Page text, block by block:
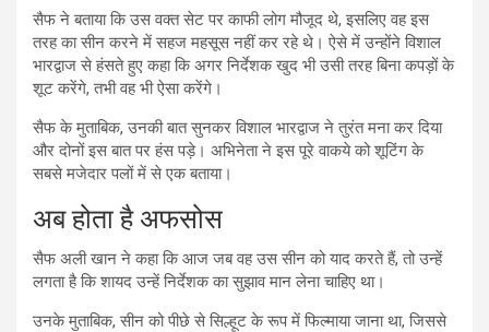
सैफ ने बताया कि उस वक्त सेट पर काफी लोग मौजूद थे, इसलिए वह इस
तरह का सीन करने में सहज महसूस नहीं कर रहे थे। ऐसे में उन्होंने विशाल
भारद्वाज से हंसते हुए कहा कि अगर निर्देशक खुद भी उसी तरह बिना कपड़ों के
शूट करेंगे, तभी वह भी ऐसा करेंगे।
सैफ के मुताबिक, उनकी बात सुनकर विशाल भारद्वाज ने तुरंत मना कर दिया
और दोनों इस बात पर हंस पड़े। अभिनेता ने इस पूरे वाकये को शूटिंग के
सबसे मजेदार पलों में से एक बताया।
अब होता है अफसोस
सैफ अली खान ने कहा कि आज जब वह उस सीन को याद करते हैं, तो उन्हें
लगता है कि शायद उन्हें निर्देशक का सुझाव मान लेना चाहिए था।
उनके मुताबिक, सीन को पीछे से सिल्हूट के रूप में फिल्माया जाना था, जिससे